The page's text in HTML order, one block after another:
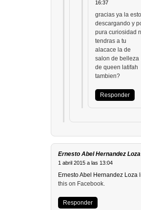
16:37
gracias ya la
descargando y
pura curiosidad
tendras a tu
alacace la de
salon de belleza
de queen latifah
tambien?
Responder
Ernesto Abel Hernandez Loza
1 abril 2015 a las 13:04
Ernesto Abel Hernandez Loza
this on Facebook.
Responder